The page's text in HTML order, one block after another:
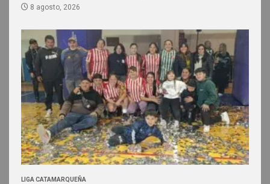
8 agosto, 2026
LIGA CATAMARQUEÑA